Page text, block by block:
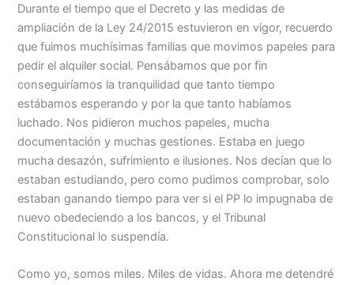
Durante el tiempo que el Decreto y las medidas de
ampliación de la Ley 24/2015 estuvieron en vigor, recuerdo
que fuimos muchísimas familias que movimos papeles para
pedir el alquiler social. Pensábamos que por fin
conseguiríamos la tranquilidad que tanto tiempo
estábamos esperando y por la que tanto habíamos
luchado. Nos pidieron muchos papeles, mucha
documentación y muchas gestiones. Estaba en juego
mucha desazón, sufrimiento e ilusiones. Nos decían que lo
estaban estudiando, pero como pudimos comprobar, solo
estaban ganando tiempo para ver si el PP lo impugnaba de
nuevo obedeciendo a los bancos, y el Tribunal
Constitucional lo suspendía.
Como yo, somos miles. Miles de vidas. Ahora me detendré